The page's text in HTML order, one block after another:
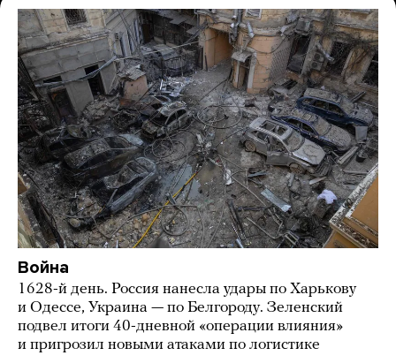
Война
1628-й день. Россия нанесла удары по Харькову
и Одессе, Украина — по Белгороду. Зеленский
подвел итоги 40-дневной «операции влияния»
и пригрозил новыми атаками по логистике